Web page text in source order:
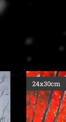
24x30cm